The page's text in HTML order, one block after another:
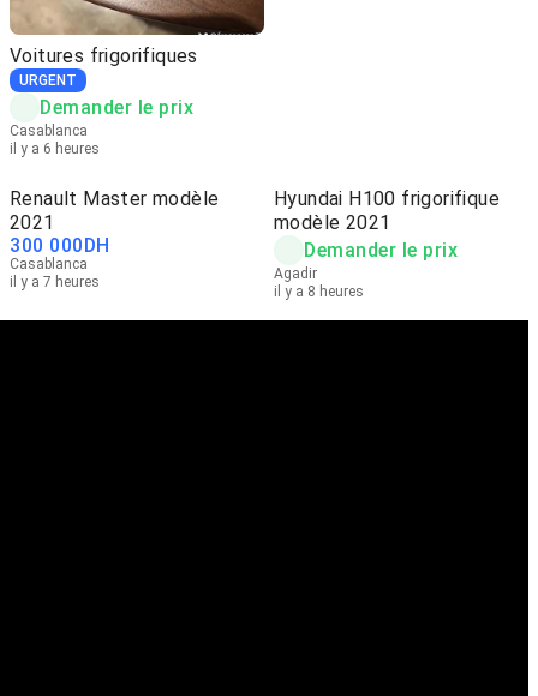
Voitures frigorifiques
URGENT
Demander le prix
Casablanca
il y a 6 heures
Renault Master modèle
2021
300 000DH
Casablanca
il y a 7 heures
Hyundai H100 frigorifique
modèle 2021
Demander le prix
Agadir
il y a 8 heures